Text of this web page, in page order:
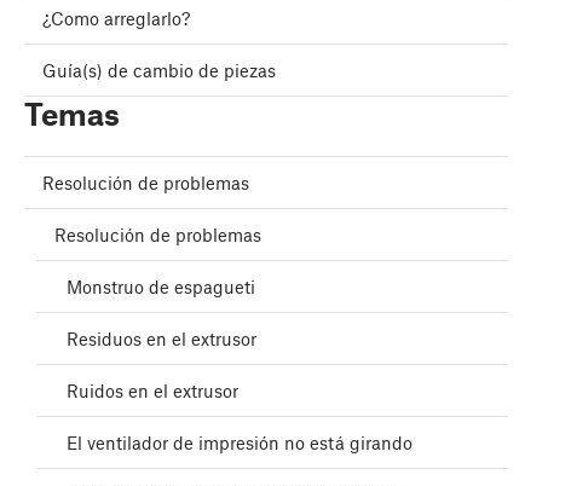
¿Como arreglarlo?
Guía(s) de cambio de piezas
Temas
Resolución de problemas
Resolución de problemas
Monstruo de espagueti
Residuos en el extrusor
Ruidos en el extrusor
El ventilador de impresión no está girando